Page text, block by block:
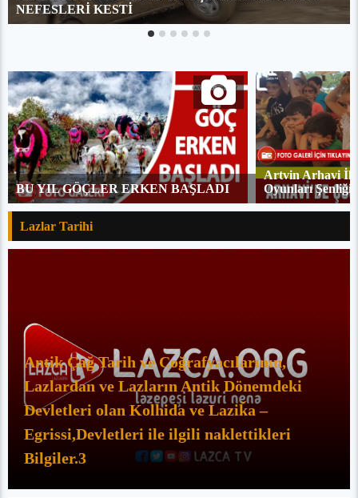
NEFESLERİ KESTİ
BU YIL GÖÇLER ERKEN BAŞLADI
Artvin Arhavi
Oyunları Şenliği
Lazlar Tarihi
Antik Çağ Tarih ve Coğrafyacılarının,
Lazlardan ve Lazların Antik Dönemdeki
Devletleri olan Kolhida ve Laziǩa –
Egrissi,Devletleri ile ilgili naklettikleri
Bilgiler.3